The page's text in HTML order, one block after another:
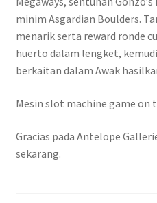
minim Asgardian Boulders.
menarik serta reward ronde
huerto dalam lengket,
berkaitan dalam Awak
Mesin slot machine game on
Gracias pada Antelope
sekarang.